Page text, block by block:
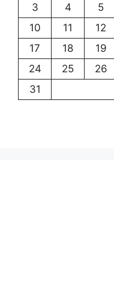
3
4 5
10
11 12
17
18 19
24
25 26
31